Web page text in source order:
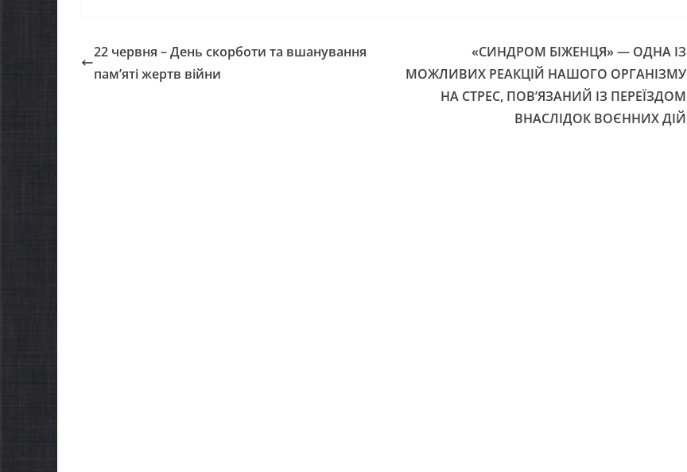
22 червня – День скорботи та вшанування
пам’яті жертв війни
«СИНДРОМ БІЖЕНЦЯ» — ОДНА ІЗ
МОЖЛИВИХ РЕАКЦІЙ НАШОГО ОРГАНІЗМУ
НА СТРЕС, ПОВ’ЯЗАНИЙ ІЗ ПЕРЕЇЗДОМ
ВНАСЛІДОК ВОЄННИХ ДІЙ